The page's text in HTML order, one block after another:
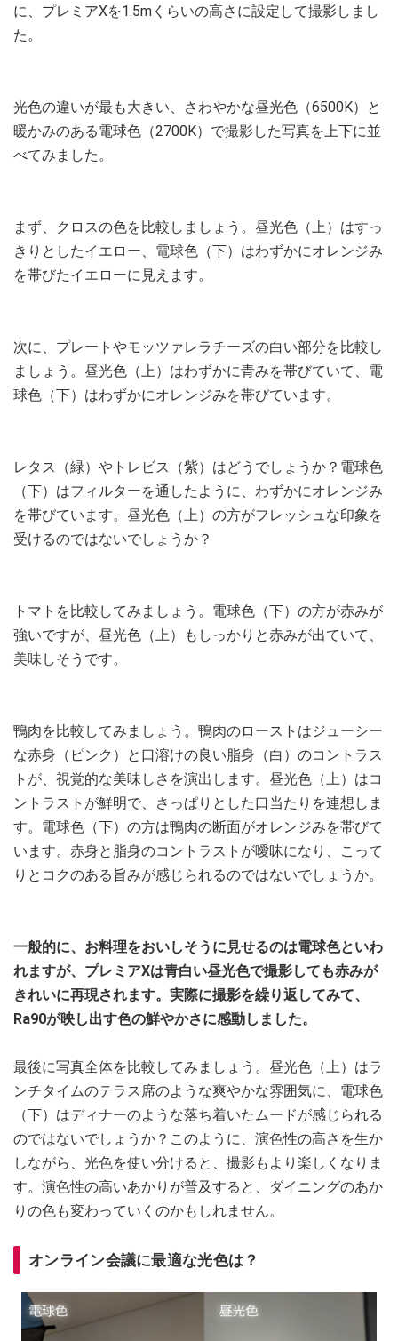
に、プレミアXを1.5mくらいの高さに設定して撮影しまし
た。
光色の違いが最も大きい、さわやかな昼光色（6500K）と
暖かみのある電球色（2700K）で撮影した写真を上下に並
べてみました。
まず、クロスの色を比較しましょう。昼光色（上）はすっ
きりとしたイエロー、電球色（下）はわずかにオレンジみ
を帯びたイエローに見えます。
次に、プレートやモッツァレラチーズの白い部分を比較し
ましょう。昼光色（上）はわずかに青みを帯びていて、電
球色（下）はわずかにオレンジみを帯びています。
レタス（緑）やトレビス（紫）はどうでしょうか？電球色
（下）はフィルターを通したように、わずかにオレンジみ
を帯びています。昼光色（上）の方がフレッシュな印象を
受けるのではないでしょうか？
トマトを比較してみましょう。電球色（下）の方が赤みが
強いですが、昼光色（上）もしっかりと赤みが出ていて、
美味しそうです。
鴨肉を比較してみましょう。鴨肉のローストはジューシー
な赤身（ピンク）と口溶けの良い脂身（白）のコントラス
トが、視覚的な美味しさを演出します。昼光色（上）はコ
ントラストが鮮明で、さっぱりとした口当たりを連想しま
す。電球色（下）の方は鴨肉の断面がオレンジみを帯びて
います。赤身と脂身のコントラストが曖昧になり、こって
りとコクのある旨みが感じられるのではないでしょうか。
一般的に、お料理をおいしそうに見せるのは電球色といわ
れますが、プレミアXは青白い昼光色で撮影しても赤みが
きれいに再現されます。実際に撮影を繰り返してみて、
Ra90が映し出す色の鮮やかさに感動しました。
最後に写真全体を比較してみましょう。昼光色（上）はラ
ンチタイムのテラス席のような爽やかな雰囲気に、電球色
（下）はディナーのような落ち着いたムードが感じられる
のではないでしょうか？このように、演色性の高さを生か
しながら、光色を使い分けると、撮影もより楽しくなりま
す。演色性の高いあかりが普及すると、ダイニングのあか
りの色も変わっていくのかもしれません。
オンライン会議に最適な光色は？